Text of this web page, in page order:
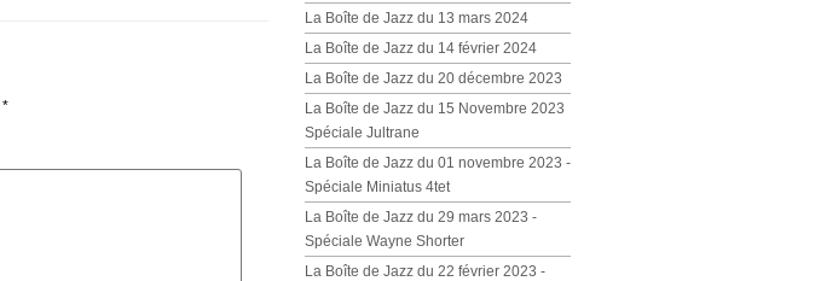
*
La Boîte de Jazz du 13 mars 2024
La Boîte de Jazz du 14 février 2024
La Boîte de Jazz du 20 décembre 2023
La Boîte de Jazz du 15 Novembre 2023
Spéciale Jultrane
La Boîte de Jazz du 01 novembre 2023 -
Spéciale Miniatus 4tet
La Boîte de Jazz du 29 mars 2023 -
Spéciale Wayne Shorter
La Boîte de Jazz du 22 février 2023 -